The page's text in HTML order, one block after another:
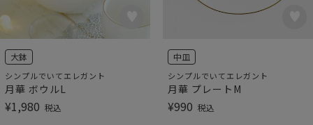
大鉢
シンプルでいてエレガント
月華 ボウルL
¥1,980 税込
中皿
シンプルでいてエレガント
月華 プレートM
¥990 税込